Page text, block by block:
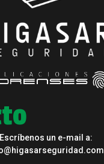
Escríbenos un e-mail a: